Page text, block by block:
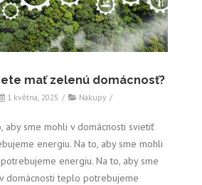
mať zelenú domácnosť?
1 května, 2025 / Nákupy /
aby sme mohli v domácnosti svietiť
energiu. Na to, aby sme mohli
energiu. Na to, aby sme
domácnosti teplo potrebujeme